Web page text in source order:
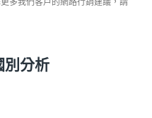
多我們客戶的網路行銷建議，請
別分析